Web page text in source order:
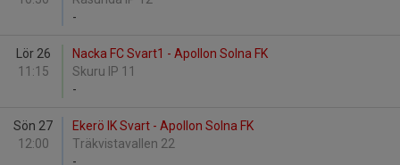
-
Lör 26
11:15
Nacka FC Svart1 - Apollon Solna FK
Skuru IP 11
-
Sön 27
12:00
Ekerö IK Svart - Apollon Solna FK
Träkvistavallen 22
-